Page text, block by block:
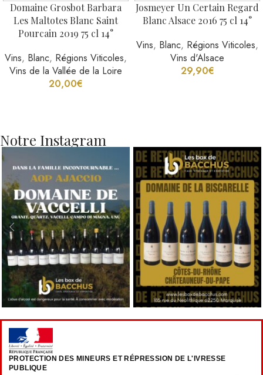
Domaine Grosbot Barbara
Les Maltotes Blanc Saint
Pourcain 2019 75 cl 14°
Vins, Blanc, Régions Viticoles,
Vins de la Vallée de la Loire
20,00€
Josmeyer Un Certain Regard
Blanc Alsace 2016 75 cl 14°
Vins, Blanc, Régions Viticoles,
Vins d'Alsace
29,90€
Notre Instagram
PROTECTION DES MINEURS ET RÉPRESSION DE L'IVRESSE
PUBLIQUE